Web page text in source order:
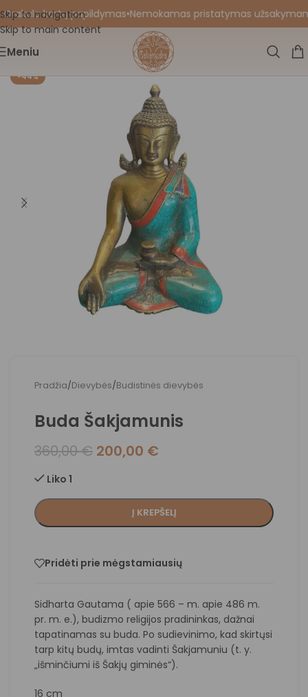
Skip to navigation
Skip to main content
kortų papildymas•Nemokamas pristatymas
Meniu
-44%
Pradžia/Dievybės/Budistinės dievybės
Buda Šakjamunis
360,00€ 200,00 €
Liko 1
Į KREPŠELĮ
Pridėti prie mėgstamiausių
Sidharta Gautama ( apie 566 – m. apie 486 m.
pr. m. e.), budizmo religijos pradininkas, dažnai
tapatinamas su buda. Po sudievinimo, kad skirtųsi
tarp kitų budų, imtas vadinti Šakjamuniu (t. y.
„išminčiumi iš Šakjų giminės“).
16 cm